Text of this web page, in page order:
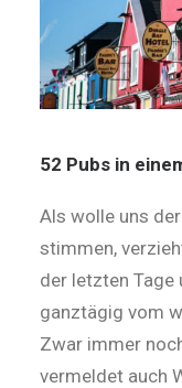
52 Pubs in
Als wolle uns
stimmen,
der letzten Tage
ganztägig vom
Zwar immer
vermeldet auch